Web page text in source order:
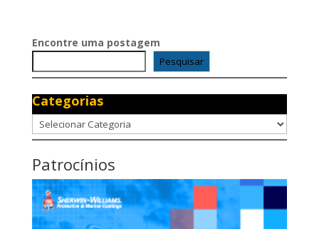
Encontre uma postagem
Pesquisar
Categorias
Categorias
Patrocínios